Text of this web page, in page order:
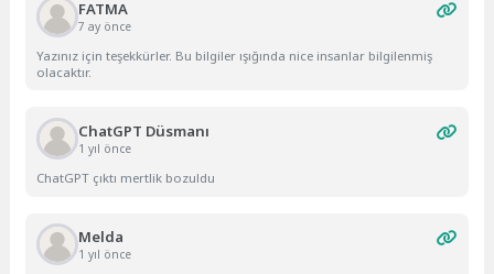
FATMA
7 ay önce
Yazınız için teşekkürler. Bu bilgiler ışığında nice insanlar bilgilenmiş
olacaktır.
ChatGPT Düsmanı
1 yıl önce
ChatGPT çıktı mertlik bozuldu
Melda
1 yıl önce